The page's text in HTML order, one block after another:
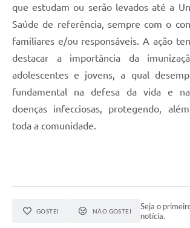
que estudam ou serão levados até a
Saúde de referência, sempre com o
familiares e/ou responsáveis. A ação
destacar a importância da
adolescentes e jovens, a qual
fundamental na defesa da vida e
doenças infecciosas, protegendo,
toda a comunidade.
GOSTEI NÃO GOSTEI
Seja o
notícia.